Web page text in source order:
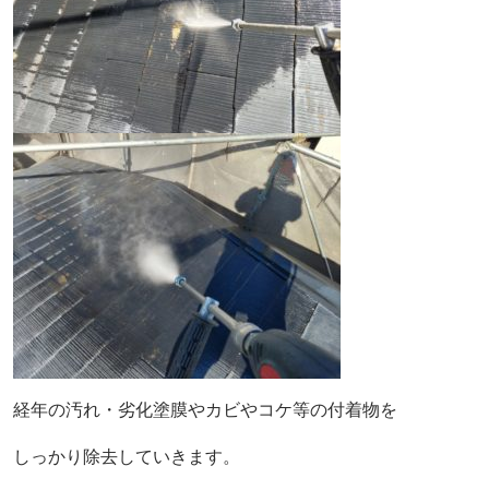
経年の汚れ・劣化塗膜やカビやコケ等の付着物を
しっかり除去していきます。